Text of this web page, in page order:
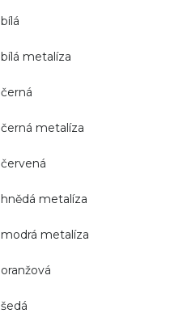
bílá
bílá metalíza
černá
černá metalíza
červená
hnědá metalíza
modrá metalíza
oranžová
šedá